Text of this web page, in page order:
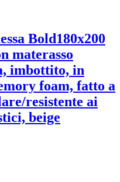
Bold180x200
materasso
imbottito, in
foam, fatto a
resistente ai
beige